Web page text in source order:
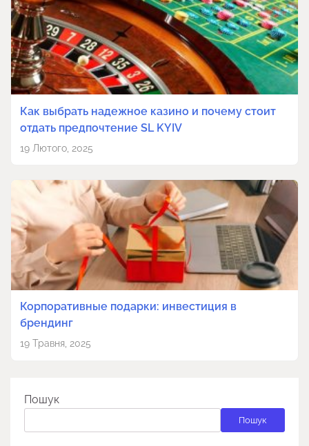
Как выбрать надежное казино и почему стоит
отдать предпочтение SL KYIV
19 Лютого, 2025
Корпоративные подарки: инвестиция в
брендинг
19 Травня, 2025
Пошук
Пошук